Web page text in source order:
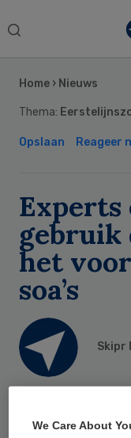
Search
Home › Nieuws
Thema:
Opslaan Reageer
gebruik
het
soa’s
Skipr
Sidebar
We Care About